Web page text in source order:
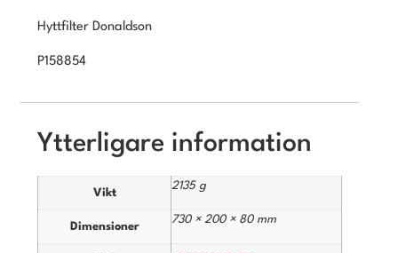
Hyttfilter Donaldson
P158854
Ytterligare information
Vikt
2135 g
Dimensioner
730 × 200 × 80 mm